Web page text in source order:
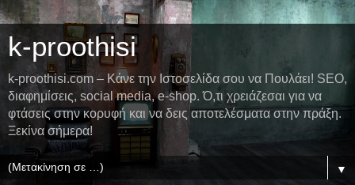
k-proothisi
k-proothisi.com – Κάνε την Ιστοσελίδα σου να Πουλάει! SEO,
διαφημίσεις, social media, e-shop. Ό,τι χρειάζεσαι για να
φτάσεις στην κορυφή και να δεις αποτελέσματα στην πράξη.
Ξεκίνα σήμερα!
▼